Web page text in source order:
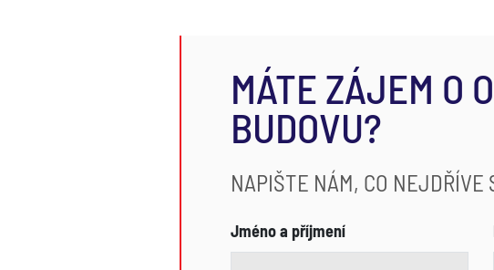
MÁTE ZÁJEM O
BUDOVU?
NAPIŠTE NÁM, CO NEJDŘÍVE
Jméno a příjmení